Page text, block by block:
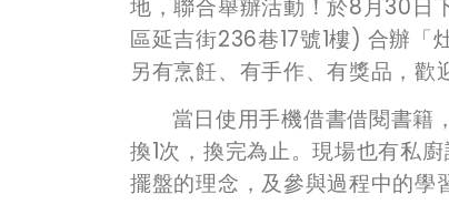
地，聯合舉辦活動 ！於8月30日
區延吉街236巷17號1樓) 合辦「
另有烹飪、有手作、有獎品，
當日使用手機借書借閱書籍
換1次，換完為止。現場也有私
擺盤的理念，及參與過程中的學